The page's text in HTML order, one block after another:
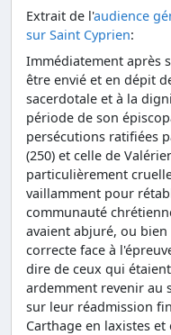
Extrait de l'audience
sur Saint Cyprien:
Immédiatement après
être envié et en dépit
sacerdotale et à la
période de son
persécutions ratifiées
(250) et celle de
particulièrement
vaillamment pour
communauté
avaient abjuré, ou
correcte face à
dire de ceux qui
ardemment revenir au
sur leur réadmission
Carthage en laxistes